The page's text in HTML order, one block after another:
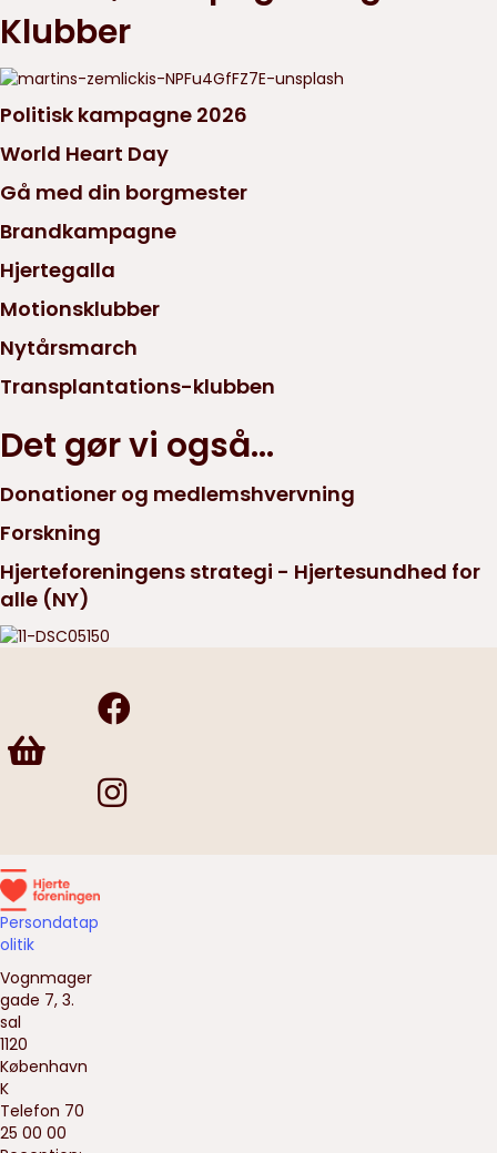
Klubber
Politisk kampagne 2026
World Heart Day
Gå med din borgmester
Brandkampagne
Hjertegalla
Motionsklubber
Nytårsmarch
Transplantations-klubben
Det gør vi også...
Donationer og medlemshvervning
Forskning
Hjerteforeningens strategi - Hjertesundhed for
alle (NY)
i
l
l
i
g
s
h
o
p
Persondatap
olitik
Vognmager
gade 7, 3.
sal
1120
København
K
Telefon 70
25 00 00